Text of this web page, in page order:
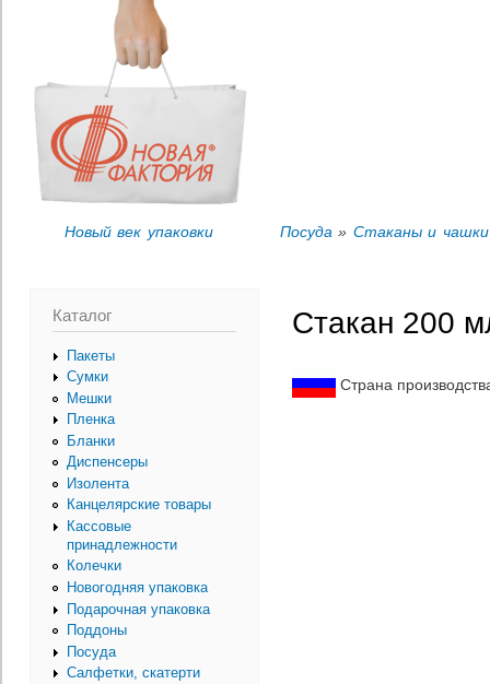
Новый век упаковки Посуда » Стаканы и чашки
Каталог
Пакеты
Сумки
Мешки
Пленка
Бланки
Диспенсеры
Изолента
Канцелярские товары
Кассовые
принадлежности
Колечки
Новогодняя упаковка
Подарочная упаковка
Поддоны
Посуда
Салфетки, скатерти
Стакан 200
Страна